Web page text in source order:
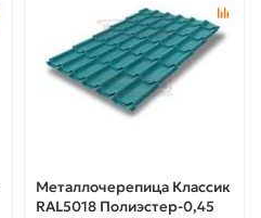
Металлочерепица Классик
RAL5018 Полиэстер-0,45